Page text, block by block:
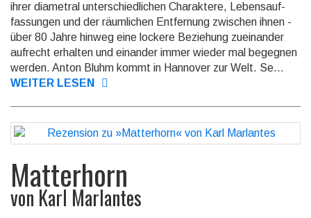
ihrer diametral unter­schied­lichen Charaktere, Lebens­auf­
fassungen und der räumlichen Entfernung zwischen ihnen -
über 80 Jahre hinweg eine lockere Beziehung zueinander
aufrecht erhalten und einander immer wieder mal begegnen
werden. Anton Bluhm kommt in Hannover zur Welt. Se...
WEITER LESEN
Matterhorn
von Karl Marlantes